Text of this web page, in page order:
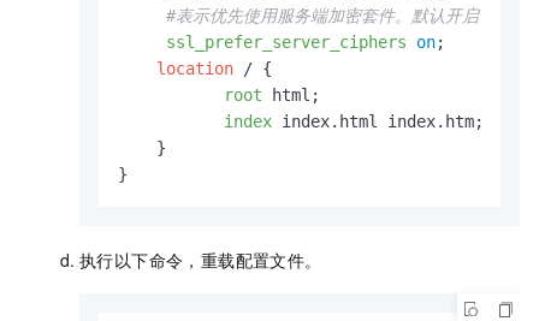
#表示优先使用服务端加密套件。默认开启
ssl_prefer_server_ciphers
on;
location / {
root html;
index index.html index.htm;
    }
}
执行以下命令，重载配置文件。